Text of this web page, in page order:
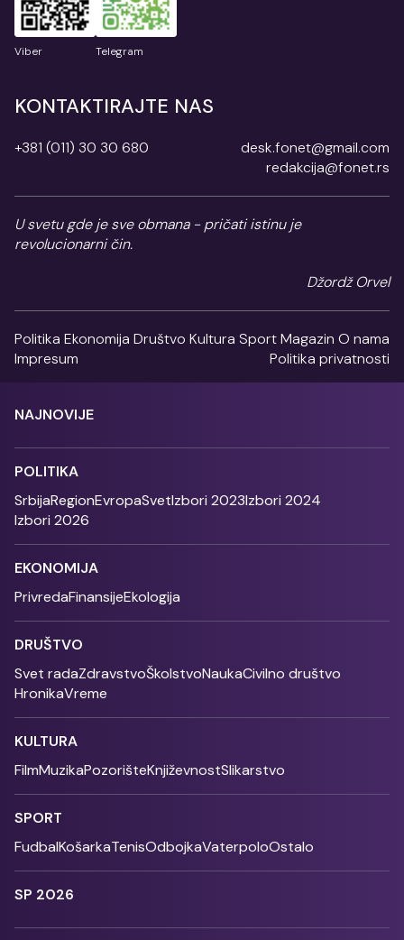
Viber Telegram
KONTAKTIRAJTE NAS
+381 (011) 30 30 680
desk.fonet@gmail.com
redakcija@fonet.rs
U svetu gde je sve obmana - pričati istinu je
revolucionarni čin.
Džordž Orvel
Politika Ekonomija Društvo Kultura SportMagazin O nama
Impresum
Politika privatnosti
NAJNOVIJE
POLITIKA
SrbijaRegionEvropaSvetIzbori 2023Izbori 2024
Izbori 2026
EKONOMIJA
PrivredaFinansijeEkologija
DRUŠTVO
Svet radaZdravstvoŠkolstvoNaukaCivilno društvo
HronikaVreme
KULTURA
FilmMuzikaPozorišteKnjiževnostSlikarstvo
SPORT
FudbalKošarkaTenisOdbojkaVaterpoloOstalo
SP 2026